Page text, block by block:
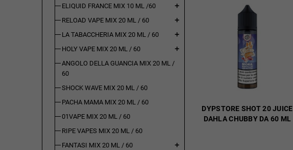
ELIQUID FRANCE MIX 10 ML /60
add
RELOAD VAPE MIX 20 ML / 60 add
LA TABACCHERIA MIX 20 ML / 60 add
HOLY VAPE MIX 20 ML / 60 add
ANGOLO DELLA GUANCIA MIX 20 ML /
60
SHOCK WAVE MIX 20 ML / 60
PACHA MAMA MIX 20 ML / 60
01VAPE MIX 20 ML / 60
RIPE VAPES MIX 20 ML / 60
FANTASI MIX 20 ML / 60
add
DYPSTORE SHOT 20 JUICE
DAHLA CHUBBY DA 60 ML